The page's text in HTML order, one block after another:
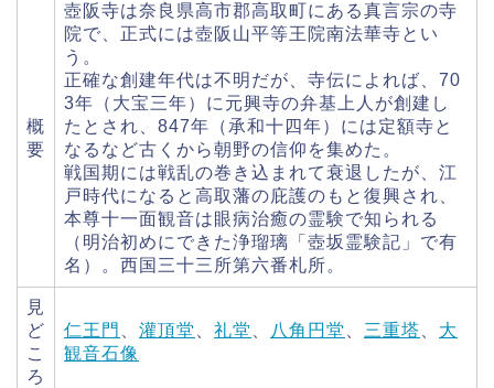
概
要
壺阪寺は奈良県高市郡高取町にある真言宗の寺
院で、正式には壺阪山平等王院南法華寺とい
う。
正確な創建年代は不明だが、寺伝によれば、70
3年（大宝三年）に元興寺の弁基上人が創建し
たとされ、847年（承和十四年）には定額寺と
なるなど古くから朝野の信仰を集めた。
戦国期には戦乱の巻き込まれて衰退したが、江
戸時代になると高取藩の庇護のもと復興され、
本尊十一面観音は眼病治癒の霊験で知られる
（明治初めにできた浄瑠璃「壺坂霊験記」で有
名）。西国三十三所第六番札所。
見
ど
こ
ろ
仁王門 灌頂堂 礼堂 八角円堂 三重塔
大
観音石像